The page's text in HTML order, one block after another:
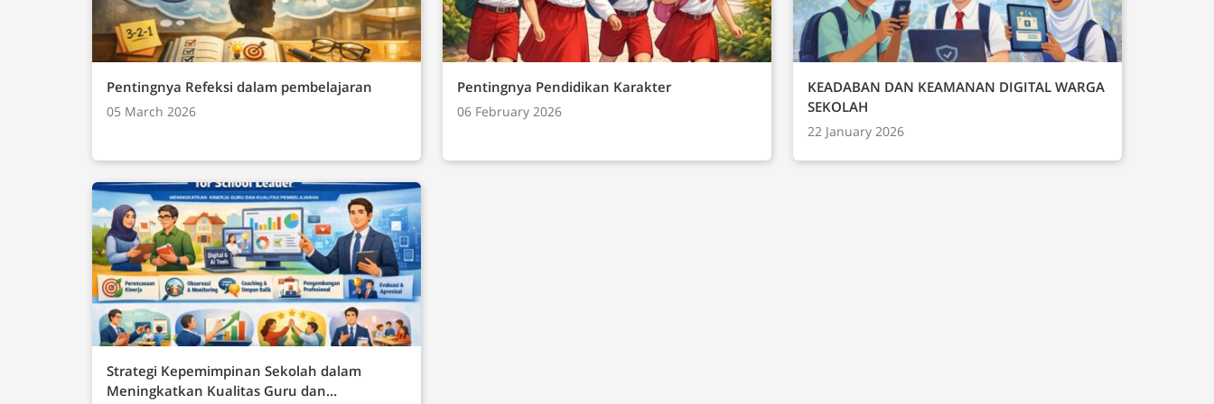
(TIK)Teknik KomputerJaringan Komputer (Internet)Analisis DataDampak Sosial
InformatikaBerpikir Komputasional (Tematis)Praktik Lintas Bidang
Pentingnya Refeksi dalam pembelajaran
05 March 2026
Pentingnya Pendidikan Karakter
06 February 2026
KEADABAN DAN KEAMANAN DIGITAL WARGA
SEKOLAH
22 January 2026
Strategi Kepemimpinan Sekolah dalam
Meningkatkan Kualitas Guru dan